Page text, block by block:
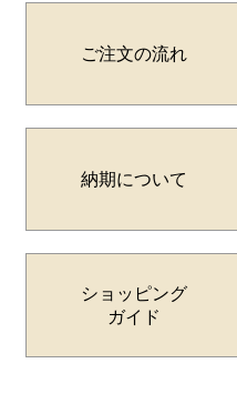
ご注文の流れ
納期について
ショッピング
ガイド